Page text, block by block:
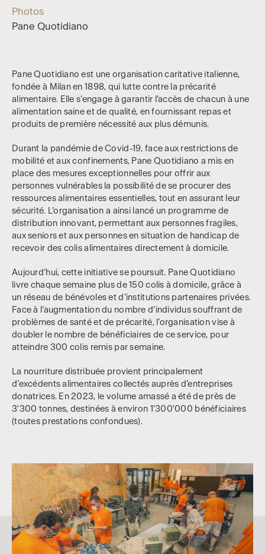
Photos
Pane Quotidiano
Pane Quotidiano est une organisation caritative italienne,
fondée à Milan en 1898, qui lutte contre la précarité
alimentaire. Elle s’engage à garantir l’accès de chacun à une
alimentation saine et de qualité, en fournissant repas et
produits de première nécessité aux plus démunis.
Durant la pandémie de Covid-19, face aux restrictions de
mobilité et aux confinements, Pane Quotidiano a mis en
place des mesures exceptionnelles pour offrir aux
personnes vulnérables la possibilité de se procurer des
ressources alimentaires essentielles, tout en assurant leur
sécurité. L’organisation a ainsi lancé un programme de
distribution innovant, permettant aux personnes fragiles,
aux seniors et aux personnes en situation de handicap de
recevoir des colis alimentaires directement à domicile.
Aujourd’hui, cette initiative se poursuit. Pane Quotidiano
livre chaque semaine plus de 150 colis à domicile, grâce à
un réseau de bénévoles et d’institutions partenaires privées.
Face à l’augmentation du nombre d’individus souffrant de
problèmes de santé et de précarité, l’organisation vise à
doubler le nombre de bénéficiaires de ce service, pour
atteindre 300 colis remis par semaine.
La nourriture distribuée provient principalement
d’excédents alimentaires collectés auprès d’entreprises
donatrices. En 2023, le volume amassé a été de près de
3'300 tonnes, destinées à environ 1'300'000 bénéficiaires
(toutes prestations confondues).